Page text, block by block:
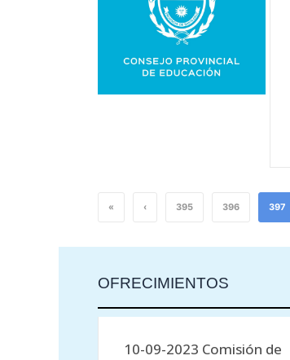
« ‹ 395 396 397
OFRECIMIENTOS
10-09-2023 Comisión de